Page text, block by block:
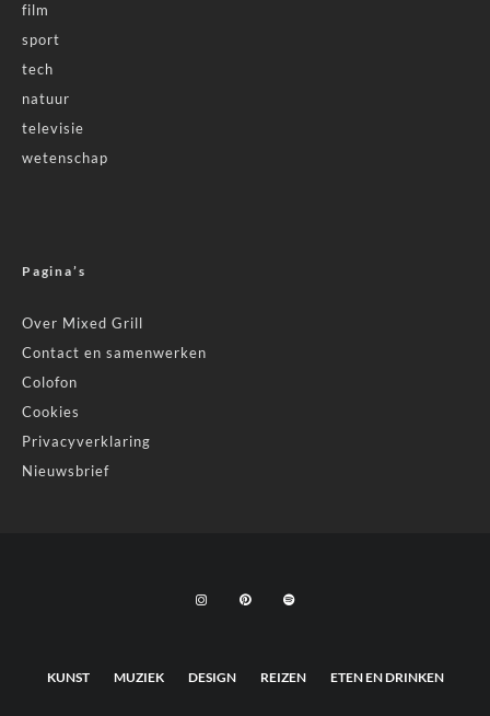
film
sport
tech
natuur
televisie
wetenschap
Pagina’s
Over Mixed Grill
Contact en samenwerken
Colofon
Cookies
Privacyverklaring
Nieuwsbrief
KUNST MUZIEK DESIGN REIZEN ETEN EN DRINKEN